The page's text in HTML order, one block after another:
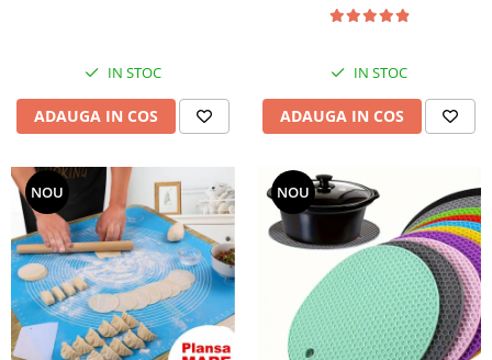
IN STOC
ADAUGA IN COS
IN STOC
ADAUGA IN COS
NOU NOU